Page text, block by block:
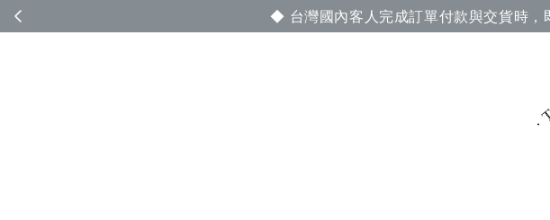
◆ 台灣國內客人完成訂單付款與交貨時